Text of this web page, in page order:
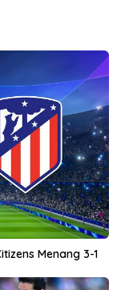
Menang 3-1